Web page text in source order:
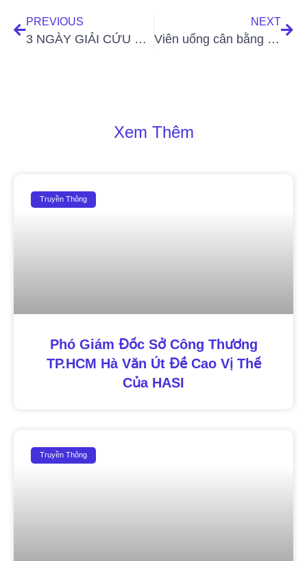
PREVIOUS
3 NGÀY GIẢI CỨU LÀN DA NHẠY CẢM CÙNG SKIN REPAIR CREAM
NEXT
Viên uống cân bằng nội tiết tố Mallocar Evar+ Lady Medi – hỗ trợ giảm bốc hoả, sạm, nám da
Xem Thêm
Truyền Thông
Phó Giám Đốc Sở Công Thương
TP.HCM Hà Văn Út Đề Cao Vị Thế
Của HASI
Truyền Thông